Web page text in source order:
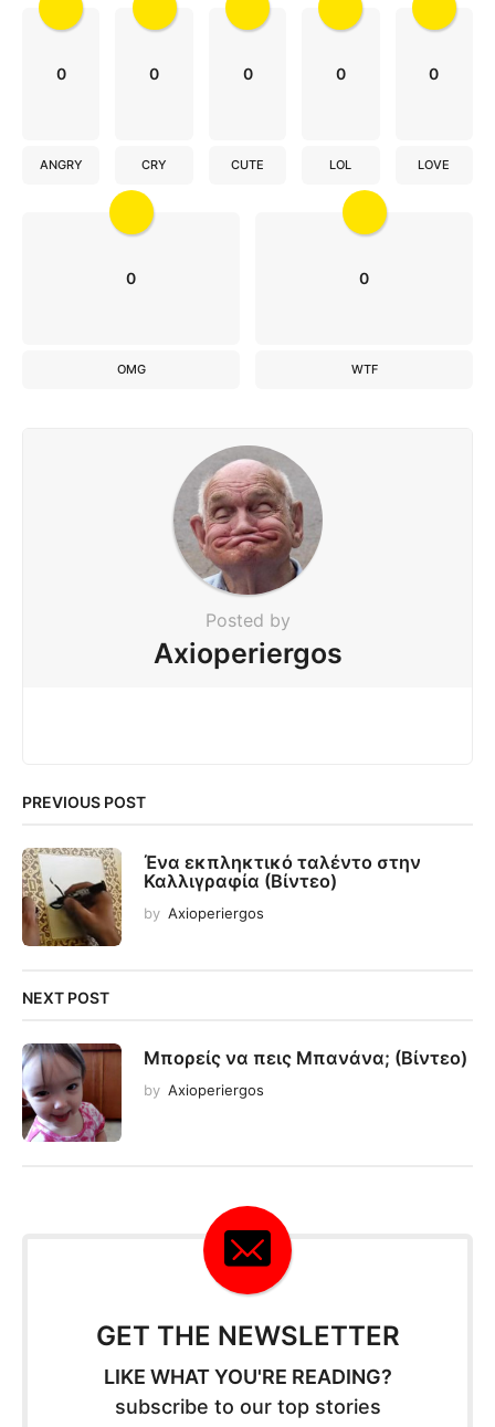
0
ANGRY
0
CRY
0
CUTE
0
LOL
0
LOVE
0
OMG
0
WTF
Posted by
Axioperiergos
PREVIOUS POST
Ένα εκπληκτικό ταλέντο στην
Καλλιγραφία (Βίντεο)
by Axioperiergos
NEXT POST
Μπορείς να πεις Μπανάνα; (Βίντεο)
by Axioperiergos
GET THE NEWSLETTER
LIKE WHAT YOU'RE READING?
subscribe to our top stories